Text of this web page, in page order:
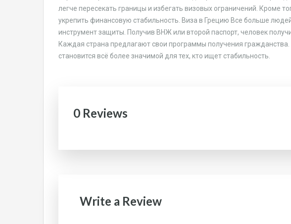
легче пересекать границы и избегать визовых ограничений. Кроме
укрепить финансовую стабильность. Виза в Грецию Все больше
инструмент защиты. Получив ВНЖ или второй паспорт, человек
Каждая страна предлагают свои программы получения
становится всё более значимой для тех, кто ищет стабильность.
0 Reviews
Write a Review